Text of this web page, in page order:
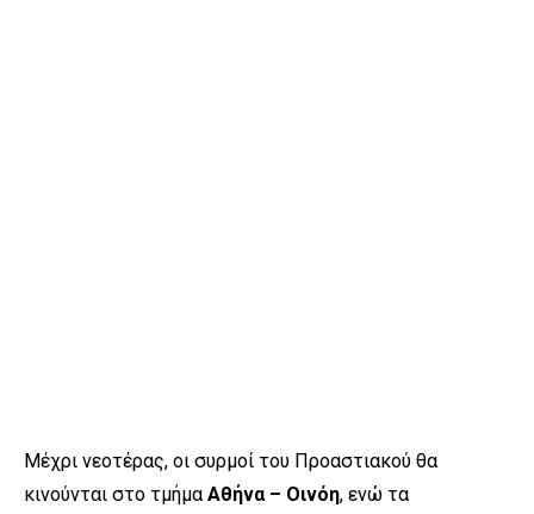
Μέχρι νεοτέρας, οι συρμοί του Προαστιακού θα
κινούνται στο τμήμαΑθήνα – Οινόη, ενώ τα